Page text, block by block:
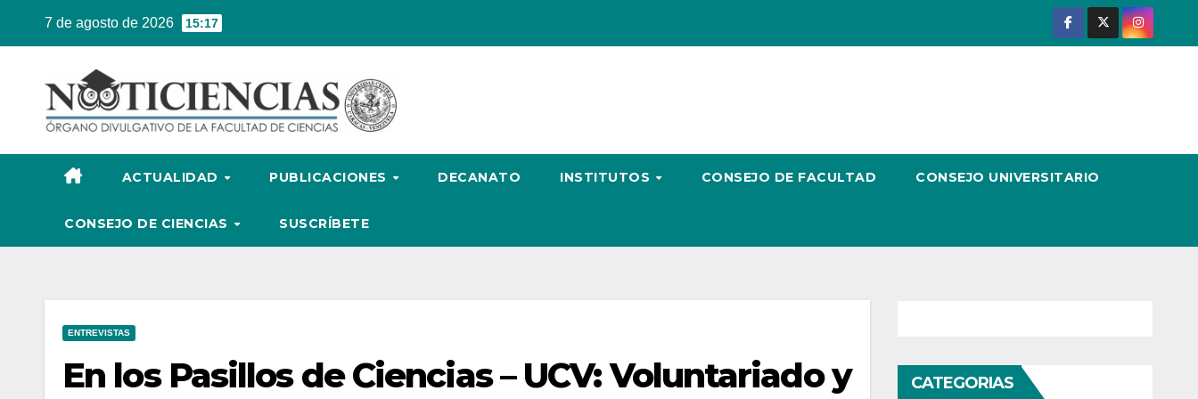
7 de agosto de 2026 15:17
ACTUALIDAD PUBLICACIONES DECANATO INSTITUTOS CONSEJO DE FACULTAD CONSEJO UNIVERSITARIO
CONSEJO DE CIENCIAS SUSCRÍBETE
ENTREVISTAS
En los Pasillos de Ciencias – UCV: Voluntariado y
CATEGORIAS